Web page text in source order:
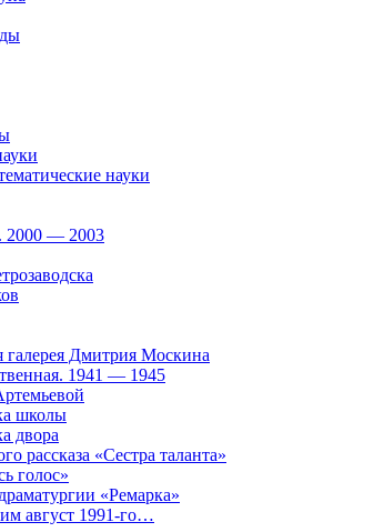
науки
2000 — 2003
галерея Дмитрия Москина
1941 — 1945
школы
двора
рассказа «Сестра таланта»
голос»
«Ремарка»
август 1991-го…